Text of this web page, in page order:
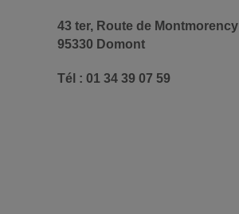
43 ter, Route de Montmorency
95330 Domont
Tél : 01 34 39 07 59